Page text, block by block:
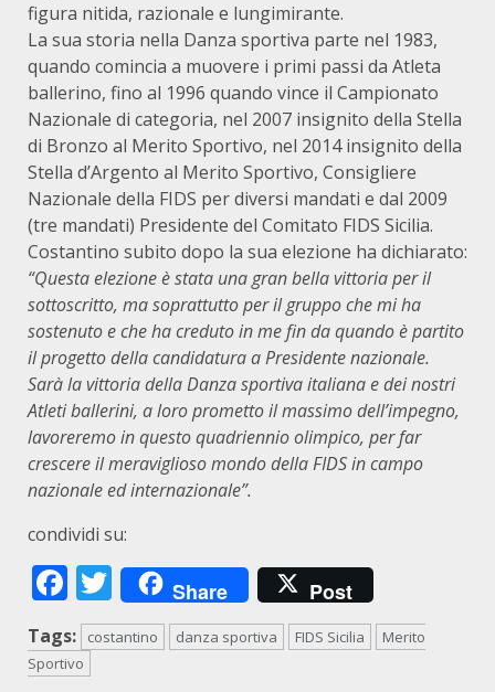
figura nitida, razionale e lungimirante.
La sua storia nella Danza sportiva parte nel 1983,
quando comincia a muovere i primi passi da Atleta
ballerino, fino al 1996 quando vince il Campionato
Nazionale di categoria, nel 2007 insignito della Stella
di Bronzo al Merito Sportivo, nel 2014 insignito della
Stella d’Argento al Merito Sportivo, Consigliere
Nazionale della FIDS per diversi mandati e dal 2009
(tre mandati) Presidente del Comitato FIDS Sicilia.
Costantino subito dopo la sua elezione ha dichiarato:
“Questa elezione è stata una gran bella vittoria per il
sottoscritto, ma soprattutto per il gruppo che mi ha
sostenuto e che ha creduto in me fin da quando è partito
il progetto della candidatura a Presidente nazionale.
Sarà la vittoria della Danza sportiva italiana e dei nostri
Atleti ballerini, a loro prometto il massimo dell’impegno,
lavoreremo in questo quadriennio olimpico, per far
crescere il meraviglioso mondo della FIDS in campo
nazionale ed internazionale”.
condividi su:
Facebook
Twitter
Share Post
Tags: costantino danza sportiva FIDS Sicilia
Merito
Sportivo